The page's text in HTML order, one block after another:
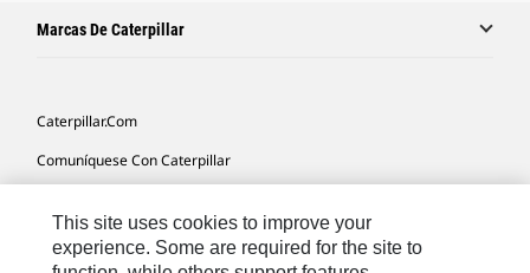
Marcas De Caterpillar
Caterpillar.com
Comuníquese Con Caterpillar
Mapa Del Sitio
This site uses cookies to improve your
experience. Some are required for the site to